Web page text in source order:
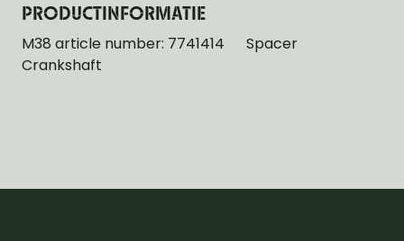
PRODUCTINFORMATIE
M38 article number: 7741414 Spacer
Crankshaft